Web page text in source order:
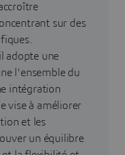
sur des
adopte une
l'ensemble du
intégration
vise à améliorer
et les
un équilibre